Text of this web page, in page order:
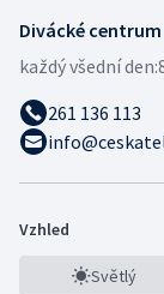
Divácké centrum
každý všední den:
261 136 113
Vzhled
Světlý